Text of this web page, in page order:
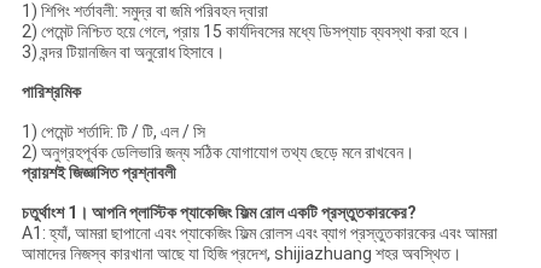
1) শিপিং শর্তাবলী: সমুদ্র বা জমি পরিবহন দ্বারা
2) পেমেন্ট নিশ্চিত হয়ে গেলে, প্রায় 15 কার্যদিবসের মধ্যে ডিসপ্যাচ ব্যবস্থা করা হবে।
3) বন্দর টিয়ানজিন বা অনুরোধ হিসাবে।
পারিশ্রমিক
1) পেমেন্ট শর্তাদি: টি / টি, এল / সি
2) অনুগ্রহপূর্বক ডেলিভারি জন্য সঠিক যোগাযোগ তথ্য ছেড়ে মনে রাখবেন।
প্রায়শই জিজ্ঞাসিত প্রশ্নাবলী
চতুর্থাংশ 1। আপনি প্লাস্টিক প্যাকেজিং ফিল্ম রোল একটি প্রস্তুতকারকের?
A1: হ্যাঁ, আমরা ছাপানো এবং প্যাকেজিং ফিল্ম রোলস এবং ব্যাগ প্রস্তুতকারকের এবং আমরা
আমাদের নিজস্ব কারখানা আছে যা হিজি প্রদেশ, shijiazhuang শহর অবস্থিত।